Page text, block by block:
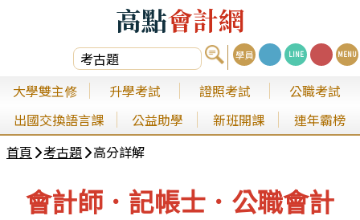
高點會計網
學員 LINE MENU
大學雙主修 升學考試 證照考試
公職考試
出國交換語言課
公益助學 新班開課
連年霸榜
首頁
考古題 高分詳解
會計師．記帳士．公職會計